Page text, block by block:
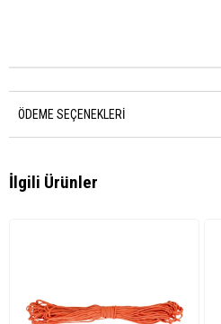
ÖDEME SEÇENEKLERI
İlgili Ürünler